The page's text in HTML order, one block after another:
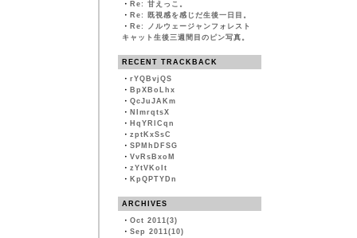
・ Re: 甘えっこ。
・ Re: 既視感を感じだ生後一日目。
・ Re: ノルウェージャンフォレスト
キャット生後三週間目のピン写真。
RECENT TRACKBACK
・ rYQBvjQS
・ BpXBoLhx
・ QcJuJAKm
・ NImrqtsX
・ HqYRlCqn
・ zptKxSsC
・ SPMhDFSG
・ VvRsBxoM
・ zYtVKoIt
・ KpQPTYDn
ARCHIVES
・ Oct 2011(3)
・ Sep 2011(10)